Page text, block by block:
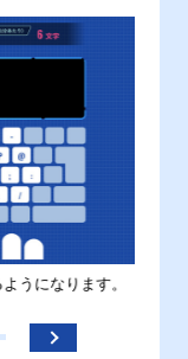
うになります。